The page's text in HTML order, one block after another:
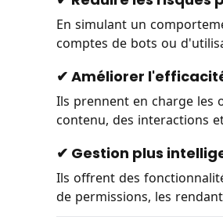
En simulant un
comptes de bots ou
✔ Améliorer
Ils prennent en charge les
contenu, des interactions
✔ Gestion plus
Ils offrent des
de permissions, les